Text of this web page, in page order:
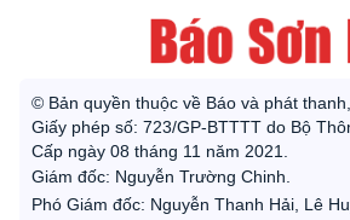
© Bản quyền thuộc về Báo và phát
Giấy phép số: 723/GP-BTTTT do Bộ
Cấp ngày 08 tháng 11 năm 2021.
Giám đốc: Nguyễn Trường Chinh.
Phó Giám đốc: Nguyễn Thanh Hải, Lê